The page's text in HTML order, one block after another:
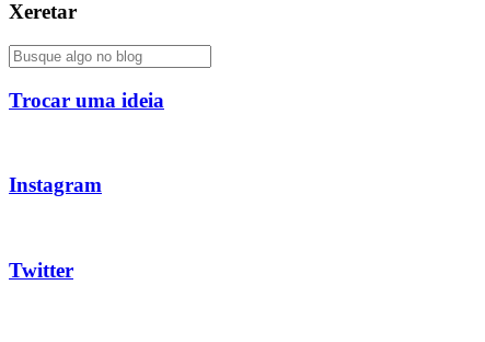
Xeretar
Trocar uma ideia
Instagram
Twitter